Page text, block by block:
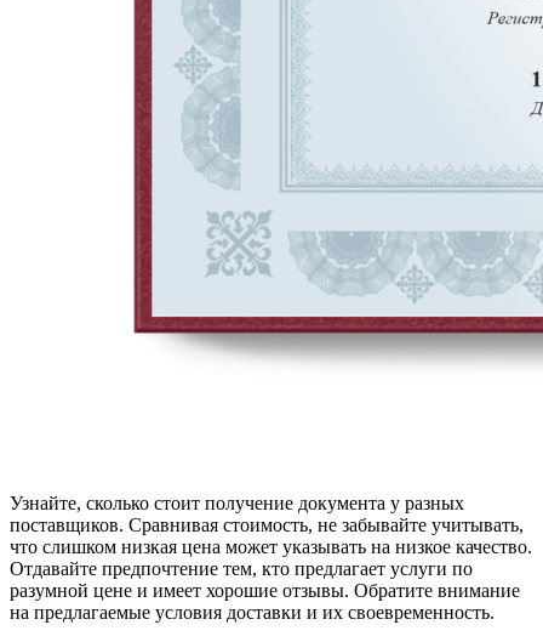
Узнайте, сколько стоит получение документа у разных
поставщиков. Сравнивая стоимость, не забывайте учитывать,
что слишком низкая цена может указывать на низкое качество.
Отдавайте предпочтение тем, кто предлагает услуги по
разумной цене и имеет хорошие отзывы. Обратите внимание
на предлагаемые условия доставки и их своевременность.